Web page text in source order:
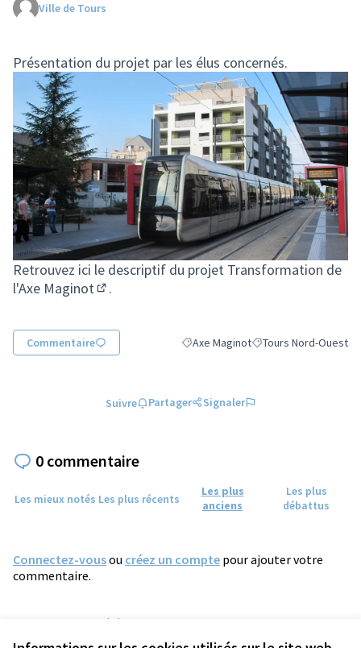
Ville de Tours
Présentation du projet par les élus concernés.
Retrouvez ici le descriptif du projet Transformation de
l'Axe Maginot
.
Commentaire Filtrer les résultats de la catégorie :
Axe MaginotFiltrer les résultats
Tours Nord-Ouest
Suivre Partager Signaler
0 commentaire
Les mieux notés Les plus récents
Les plus
anciens
Les plus
débattus
Connectez-vousou créez un compte pour ajouter votre
commentaire.
Référence : tours-MEET-2022-11-26
voir les autres versions